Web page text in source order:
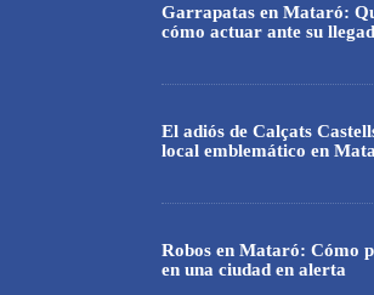
Garrapatas en Mataró:
cómo actuar ante su
El adiós de Calçats
local emblemático en
Robos en Mataró: Cómo
en una ciudad en alerta